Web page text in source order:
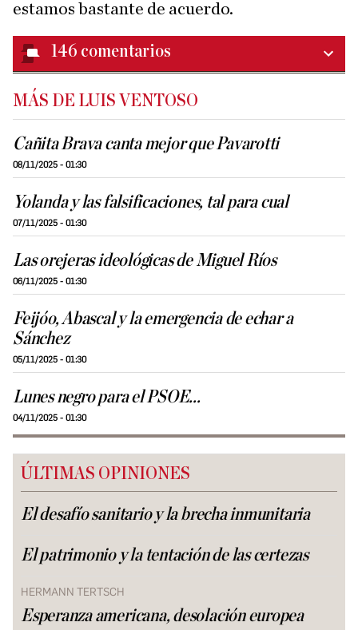
estamos bastante de acuerdo.
146 comentarios
MÁS DE LUIS VENTOSO
Cañita Brava canta mejor que Pavarotti
08/11/2025 - 01:30
Yolanda y las falsificaciones, tal para cual
07/11/2025 - 01:30
Las orejeras ideológicas de Miguel Ríos
06/11/2025 - 01:30
Feijóo, Abascal y la emergencia de echar a
Sánchez
05/11/2025 - 01:30
Lunes negro para el PSOE...
04/11/2025 - 01:30
ÚLTIMAS OPINIONES
El desafío sanitario y la brecha inmunitaria
El patrimonio y la tentación de las certezas
HERMANN TERTSCH
Esperanza americana, desolación europea